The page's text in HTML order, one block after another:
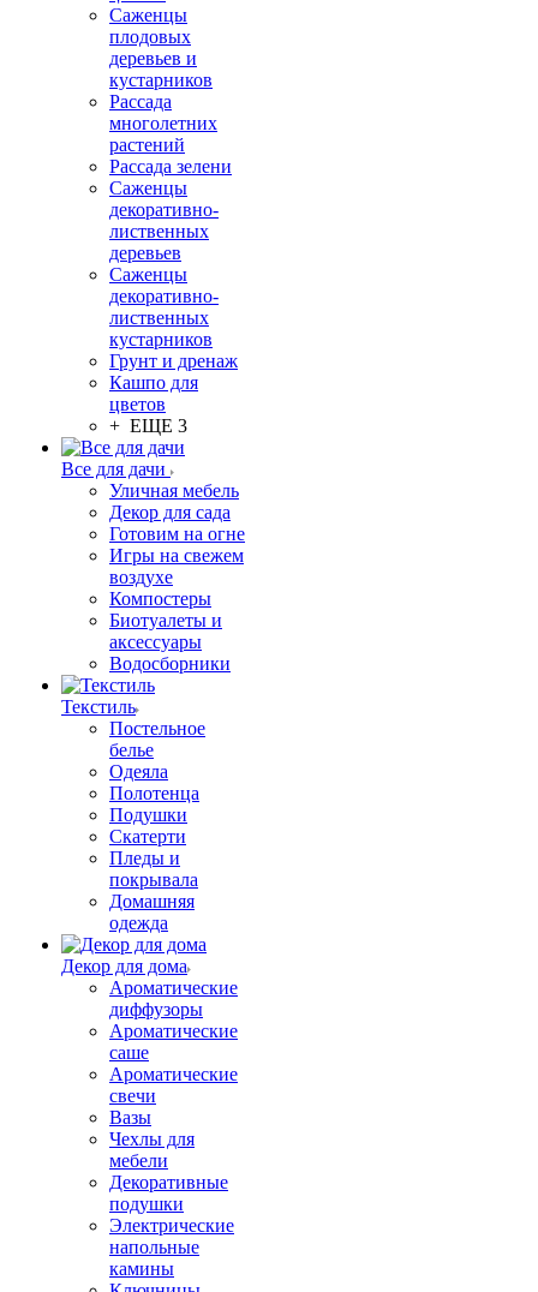
Саженцы
плодовых
деревьев и
кустарников
Рассада
многолетних
растений
Рассада зелени
Саженцы
декоративно-
лиственных
деревьев
Саженцы
декоративно-
лиственных
кустарников
Грунт и дренаж
Кашпо для
цветов
+ ЕЩЕ 3
Все для дачи
Уличная мебель
Декор для сада
Готовим на огне
Игры на свежем
воздухе
Компостеры
Биотуалеты и
аксессуары
Водосборники
Текстиль
Постельное
белье
Одеяла
Полотенца
Подушки
Скатерти
Пледы и
покрывала
Домашняя
одежда
Декор для дома
Ароматические
диффузоры
Ароматические
саше
Ароматические
свечи
Вазы
Чехлы для
мебели
Декоративные
подушки
Электрические
напольные
камины